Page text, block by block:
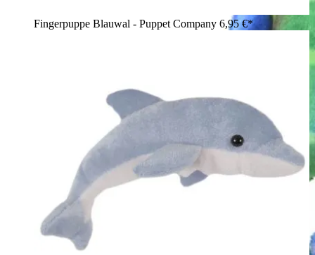
Fingerpuppe Blauwal - Puppet Company 6,95 €*